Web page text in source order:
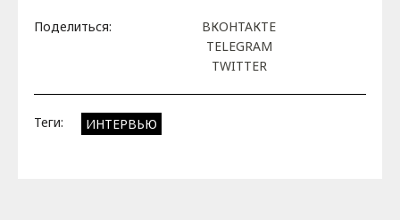
Поделиться:
ВКОНТАКТЕ
TELEGRAM
TWITTER
Теги: ИНТЕРВЬЮ